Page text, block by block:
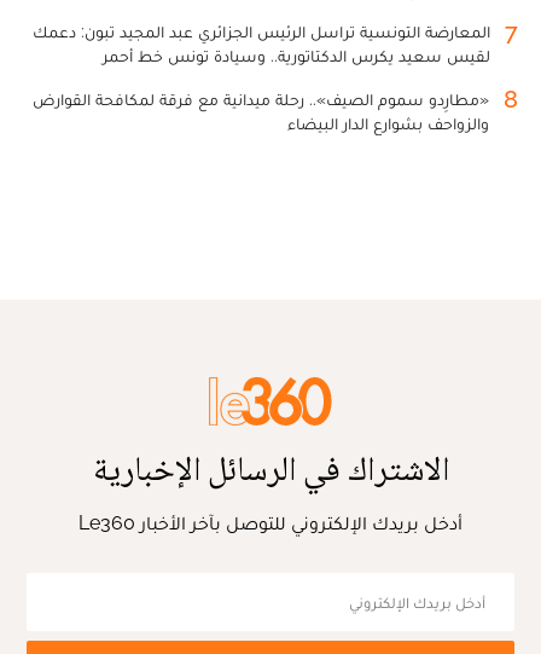
7
المعارضة التونسية تراسل الرئيس الجزائري عبد المجيد تبون: دعمك
لقيس سعيد يكرس الدكتاتورية.. وسيادة تونس خط أحمر
8
«مطارِدو سموم الصيف».. رحلة ميدانية مع فرقة لمكافحة القوارض
والزواحف بشوارع الدار البيضاء
الاشتراك في الرسائل الإخبارية
أدخل بريدك الإلكتروني للتوصل بآخر الأخبار Le360